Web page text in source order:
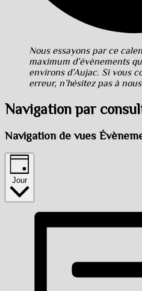
Nous essayons par ce
maximum d’évènements
environs d’Aujac. Si vous
erreur, n’hésitez pas à
Navigation par
Navigation de vues
Jour